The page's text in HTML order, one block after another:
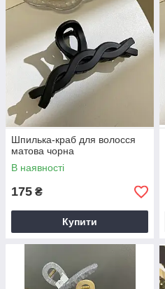
Шпилька-краб для волосся
матова чорна
В наявності
175 ₴
Купити